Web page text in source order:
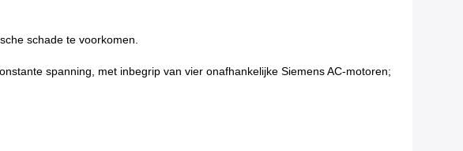
schade te voorkomen.
spanning, met inbegrip van vier onafhankelijke Siemens AC-motoren;